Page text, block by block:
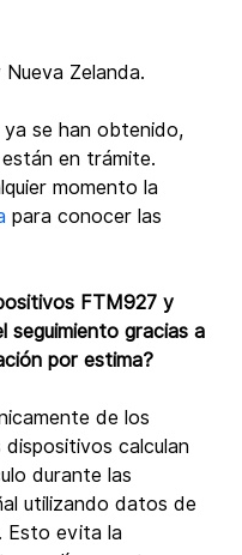
Zelanda.
se han obtenido,
en trámite.
momento la
para conocer las
FTM927 y
seguimiento gracias a
por estima?
de los
calculan
durante las
utilizando datos de
Esto evita la